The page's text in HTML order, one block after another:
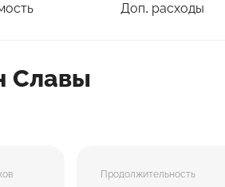
Доп. расходы
Славы
Продолжительность